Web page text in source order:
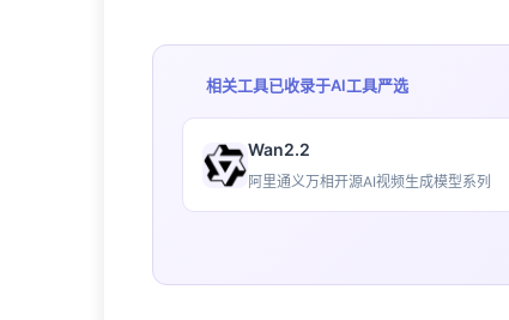
相关工具已收录于AI工具严选
Wan2.2
阿里通义万相开源AI视频生成模型系列